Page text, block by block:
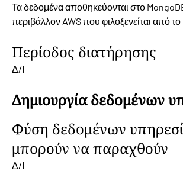
Τα δεδομένα αποθηκεύονται στο
περιβάλλον AWS που φιλοξενείται από το
Περίοδος διατήρησης
Δ/Ι
Δημιουργία δεδομένων
Φύση δεδομένων
μπορούν να παραχθούν
Δ/Ι